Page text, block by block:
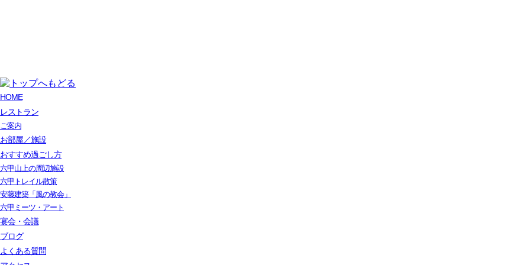
HOME
レストラン
ご案内
お部屋／施設
おすすめ過ごし方
六甲山上の周辺施設
六甲トレイル散策
安藤建築「風の教会」
六甲ミーツ・アート
宴会・会議
ブログ
よくある質問